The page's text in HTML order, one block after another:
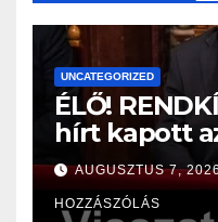
UNCATEGORIZED
ÉLŐ!
hírt kapott
Visszatérhet
– ERRE
felkészülve:
AUGUSZTUS 7,
HOZZÁSZÓLÁS